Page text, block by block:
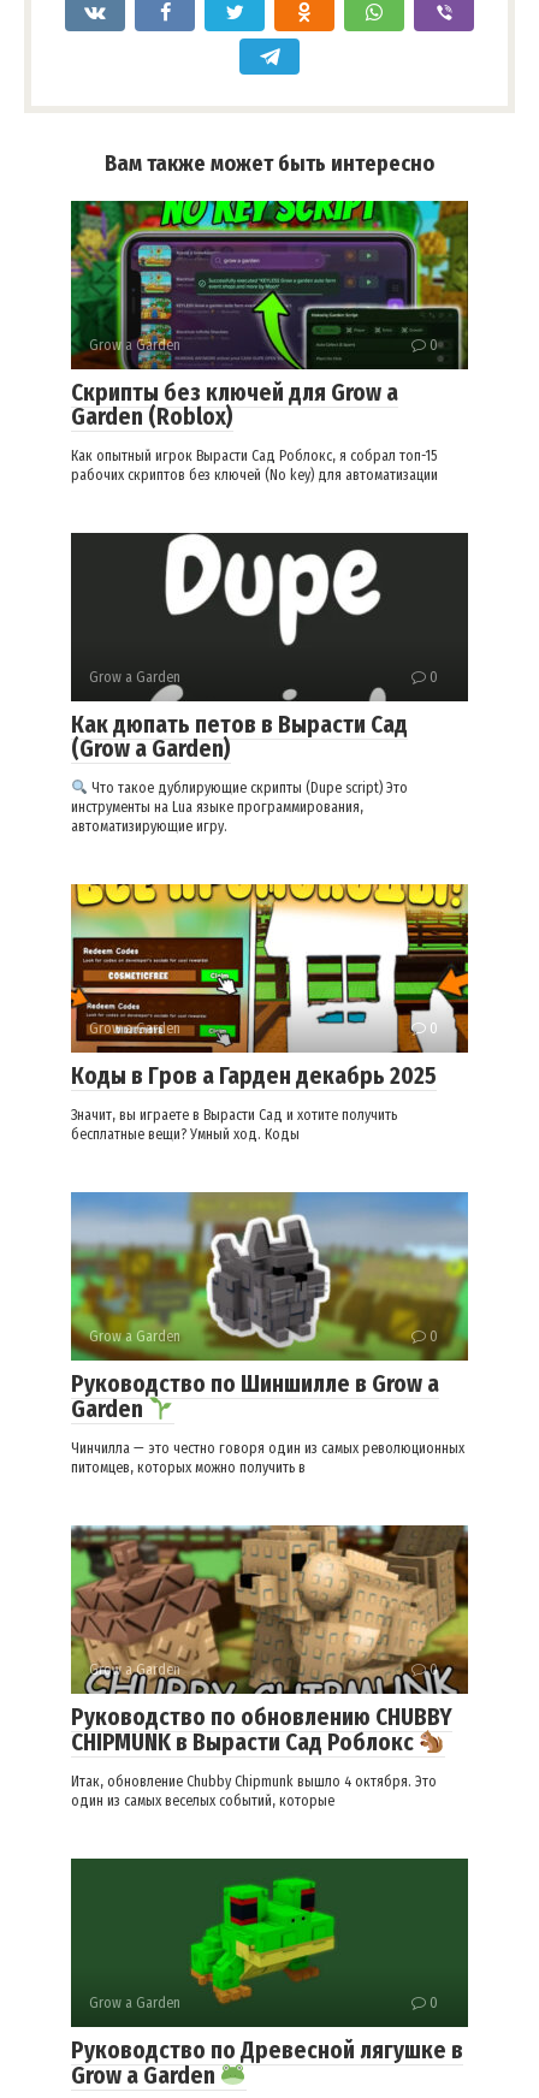
Вам также может быть интересно
Grow a Garden 0
Скрипты без ключей для Grow a
Garden (Roblox)
Как опытный игрок Вырасти Сад Роблокс, я собрал топ-15
рабочих скриптов без ключей (No key) для автоматизации
Grow a Garden 0
Как дюпать петов в Вырасти Сад
(Grow a Garden)
Что такое дублирующие скрипты (Dupe script) Это
инструменты на Lua языке программирования,
автоматизирующие игру.
Grow a Garden 0
Коды в Гров а Гарден декабрь 2025
Значит, вы играете в Вырасти Сад и хотите получить
бесплатные вещи? Умный ход. Коды
Grow a Garden 0
Руководство по Шиншилле в Grow a
Garden
Чинчилла — это честно говоря один из самых революционных
питомцев, которых можно получить в
Grow a Garden 0
Руководство по обновлению CHUBBY
CHIPMUNK в Вырасти Сад Роблокс
Итак, обновление Chubby Chipmunk вышло 4 октября. Это
один из самых веселых событий, которые
Grow a Garden 0
Руководство по Древесной лягушке в
Grow a Garden